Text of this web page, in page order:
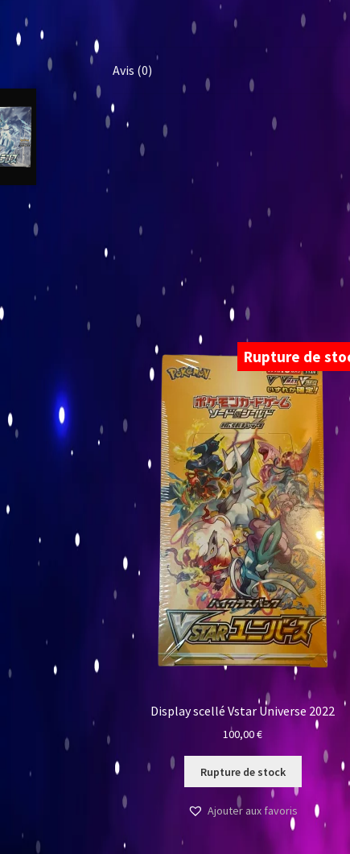
Avis (0)
Rupture de
Display scellé Vstar Universe 2022
100,00€
Rupture de stock
Ajouter aux favoris